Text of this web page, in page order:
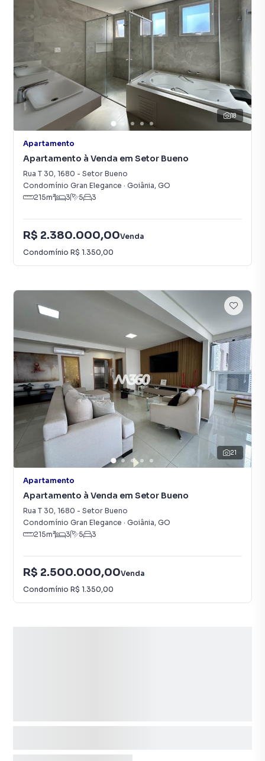
18
Apartamento
Apartamento à Venda em Setor Bueno
Rua T 30, 1680 - Setor Bueno
Condomínio Gran Elegance · Goiânia, GO
215m² 3 5 3
R$ 2.380.000,00Venda
Condomínio R$ 1.350,00
21
Apartamento
Apartamento à Venda em Setor Bueno
Rua T 30, 1680 - Setor Bueno
Condomínio Gran Elegance · Goiânia, GO
215m² 3 5 3
R$ 2.500.000,00Venda
Condomínio R$ 1.350,00